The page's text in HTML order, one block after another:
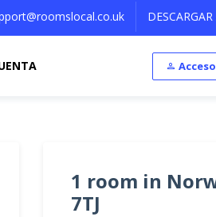
Acceso
1 room in
7TJ